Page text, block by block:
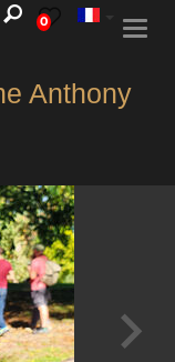
0
Anthony